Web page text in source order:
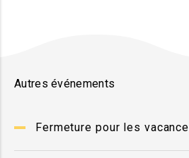
Autres événements
Fermeture pour les